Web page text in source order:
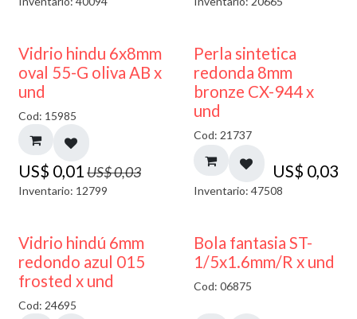
50% DESCUENTO
Vidrio hindu 6x8mm
oval 55-G oliva AB x
und
Cod: 15985
US$ 0,01 US$0,03
Inventario: 12799
Perla sintetica
redonda 8mm
bronze CX-944 x
und
Cod: 21737
US$ 0,03
Inventario: 47508
40% DESCUENTO
Vidrio hindú 6mm
redondo azul 015
frosted x und
Cod: 24695
Bola fantasia ST-
1/5x1.6mm/R x und
Cod: 06875